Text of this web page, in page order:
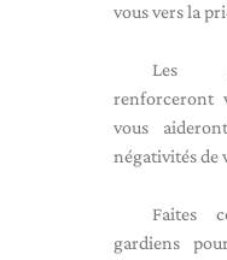
vous vers la
Les
renforceront
vous
négativités de
Faites
gardiens